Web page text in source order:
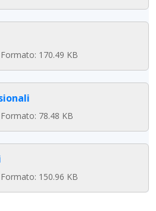
170.49 KB
78.48 KB
150.96 KB